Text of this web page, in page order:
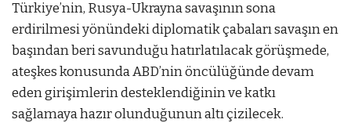
Türkiye’nin, Rusya-Ukrayna savaşının sona
erdirilmesi yönündeki diplomatik çabaları savaşın en
başından beri savunduğu hatırlatılacak görüşmede,
ateşkes konusunda ABD’nin öncülüğünde devam
eden girişimlerin desteklendiğinin ve katkı
sağlamaya hazır olunduğunun altı çizilecek.